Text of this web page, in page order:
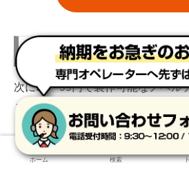
50〜99円で製作できるアイ
次に50〜99円で製作可能なノベル
ましょう。
紙袋
ホーム 検索